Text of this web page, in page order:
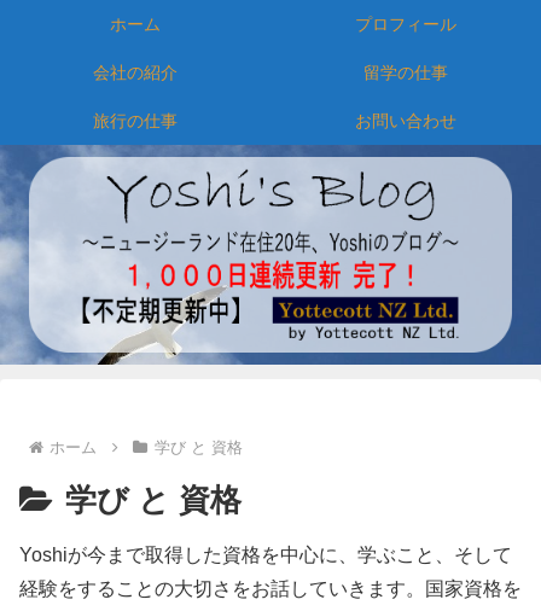
ホーム プロフィール
会社の紹介 留学の仕事
旅行の仕事 お問い合わせ
ホーム 学び と 資格
学び と 資格
Yoshiが今まで取得した資格を中心に、学ぶこと、そして
経験をすることの大切さをお話していきます。国家資格を